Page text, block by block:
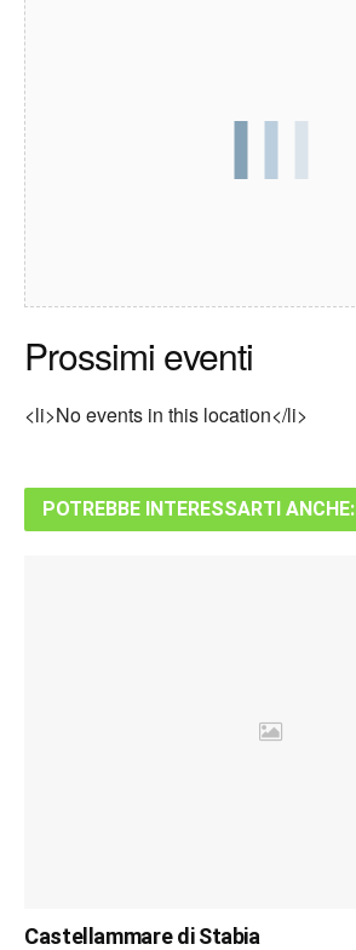
Prossimi eventi
<li>No events in this location</li>
POTREBBE INTERESSARTI ANCHE:
Castellammare di Stabia